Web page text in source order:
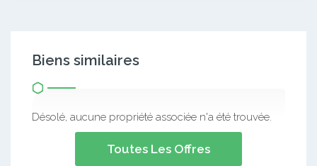
Biens similaires
Désolé, aucune propriété associée n'a été trouvée.
Toutes Les Offres